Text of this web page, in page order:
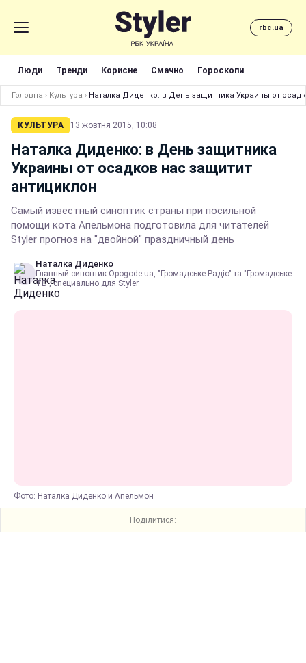
rbc.ua
Люди Тренди Корисне Смачно Гороскопи
Головна › Культура › Наталка Диденко: в День защитника Украины от
КУЛЬТУРА 13 жовтня 2015, 10:08
Наталка Диденко: в День защитника
Украины от осадков нас защитит
антициклон
Самый известный синоптик страны при посильной
помощи кота Апельмона подготовила для читателей
Styler прогноз на "двойной" праздничный день
Наталка Диденко
Главный синоптик Opogode.ua, "Громадське Радіо" та "Громадське
ТБ", специально для Styler
Фото: Наталка Диденко и Апельмон
Поділитися: